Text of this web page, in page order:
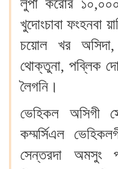
লুপা করোর
খুদোংচাবা ফংহনবা
চয়োল খর
থোক্তুনা, পব্লিক
লৈগনি।
ভেহিকল অসিগী
কম্মর্সিএল
সেন্তরদা অমসুং